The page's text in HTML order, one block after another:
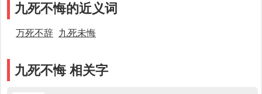
九死不悔的近义词
万死不辞 九死未悔
九死不悔 相关字